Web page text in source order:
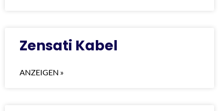
Zensati Kabel
ANZEIGEN »